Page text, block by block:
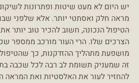
יש היום לא מעט שיטות ופתרונות
מראה חלק ואסתטי יותר. אלא שלפני
הטיפול הנכונה, חשוב להכיר טוב יותר
הצרכים שלו. הרי העור מורכב ממספר
מושפעת מתהליך ההזדקנות, כך
זה שמעניק תשומת לב רבה לכל שכבה
להחזיר לעור את האלסטיות ואת המראה